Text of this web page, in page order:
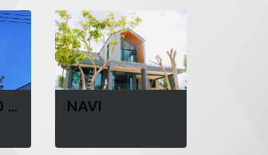
แบบบ้าน MIND ในโครงการ NAVI